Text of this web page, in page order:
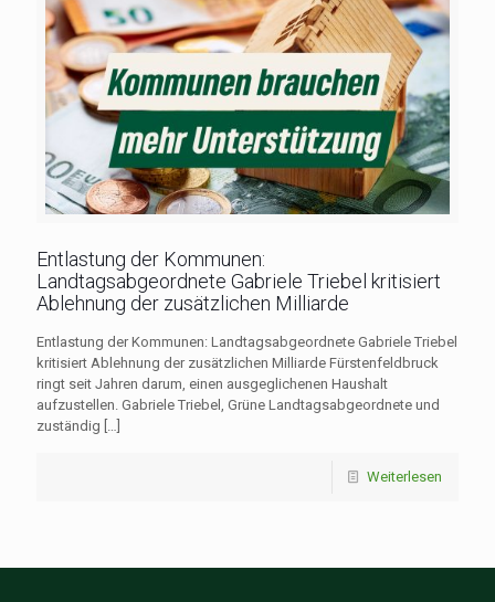
Entlastung der Kommunen:
Landtagsabgeordnete Gabriele Triebel kritisiert
Ablehnung der zusätzlichen Milliarde
Entlastung der Kommunen: Landtagsabgeordnete Gabriele Triebel
kritisiert Ablehnung der zusätzlichen Milliarde Fürstenfeldbruck
ringt seit Jahren darum, einen ausgeglichenen Haushalt
aufzustellen. Gabriele Triebel, Grüne Landtagsabgeordnete und
zuständig […]
Weiterlesen